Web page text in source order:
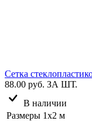
Сетка
88.00 руб. ЗА ШТ.
В наличии
Размеры 1х2 м